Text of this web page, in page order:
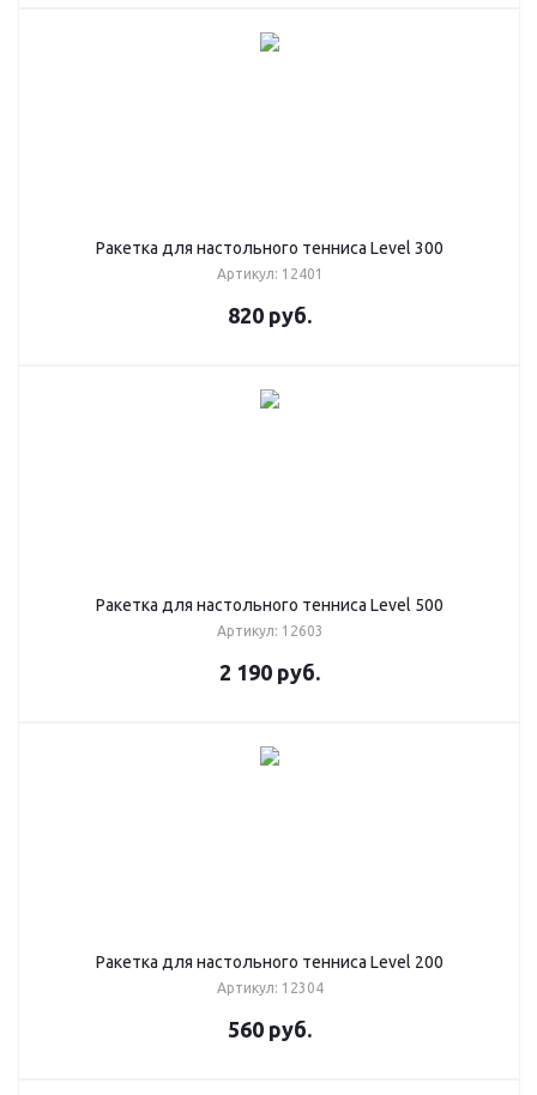
Ракетка для настольного тенниса Level 300
Артикул: 12401
820 руб.
Ракетка для настольного тенниса Level 500
Артикул: 12603
2 190 руб.
Ракетка для настольного тенниса Level 200
Артикул: 12304
560 руб.